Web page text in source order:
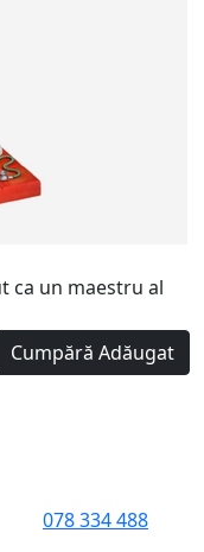
ca un maestru al
Cumpără Adăugat
078 334 488